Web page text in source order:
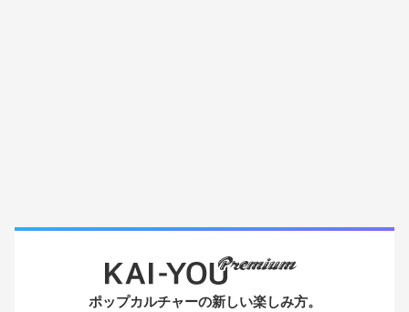
ポップカルチャーの新しい楽しみ方。